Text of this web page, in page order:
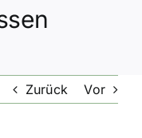
Zurück Vor